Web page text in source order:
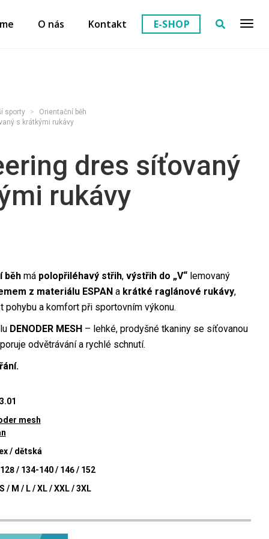
O nás Kontakt E-SHOP
sporty
Orientační běh
s krátkými rukávy
dres síťovaný
rukávy
běhmá polopřiléhavý střih, výstřih do „V“lemovaný
z materiálu ESPANa krátké raglánové rukávy,
pohybu a komfort při sportovním výkonu.
DENODER MESH– lehké, prodyšné tkaniny se síťovanou
odvětrávání a rychlé schnutí.
mesh
/ dětská
/ 134-140 / 146 / 152
/ M / L / XL / XXL / 3XL